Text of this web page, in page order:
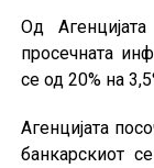
Од
просечната
се од 20% на
Агенцијата
банкарскиот